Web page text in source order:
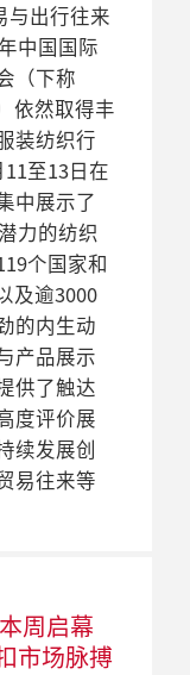
与出行往来
中国国际
（下称
依然取得丰
装纺织行
至13日在
中展示了
力的纺织
个国家和
及逾3000
的内生动
产品展示
供了触达
度评价展
续发展创
易往来等
周启幕
市场脉搏